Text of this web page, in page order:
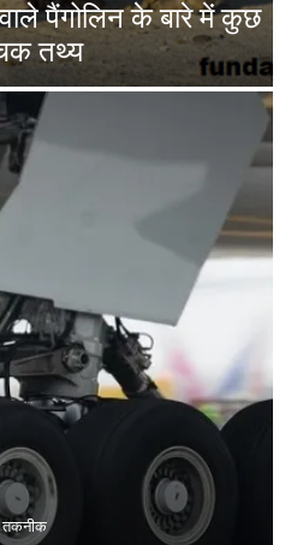
पैंगोलिन के बारे में कुछ
तथ्य
तकनीक